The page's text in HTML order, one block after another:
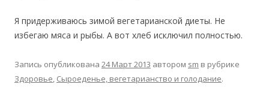
Я придерживаюсь зимой вегетарианской диеты. Не
избегаю мяса и рыбы. А вот хлеб исключил полностью.
Запись опубликована 24 Март 2013 автором sm в рубрике
Здоровье, Сыроеденье, вегетарианство и голодание.